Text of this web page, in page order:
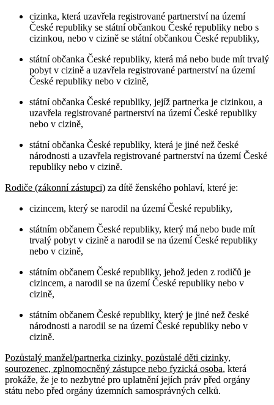
cizinka, která uzavřela registrované partnerství na území
České republiky se státní občankou České republiky nebo s
cizinkou, nebo v cizině se státní občankou České republiky,
státní občanka České republiky, která má nebo bude mít trvalý
pobyt v cizině a uzavřela registrované partnerství na území
České republiky nebo v cizině,
státní občanka České republiky, jejíž partnerka je cizinkou, a
uzavřela registrované partnerství na území České republiky
nebo v cizině,
státní občanka České republiky, která je jiné než české
národnosti a uzavřela registrované partnerství na území České
republiky nebo v cizině.
Rodiče (zákonní zástupci) za dítě ženského pohlaví, které je:
cizincem, který se narodil na území České republiky,
státním občanem České republiky, který má nebo bude mít
trvalý pobyt v cizině a narodil se na území České republiky
nebo v cizině,
státním občanem České republiky, jehož jeden z rodičů je
cizincem, a narodil se na území České republiky nebo v
cizině,
státním občanem České republiky, který je jiné než české
národnosti a narodil se na území České republiky nebo v
cizině.
Pozůstalý manžel/partnerka cizinky, pozůstalé děti cizinky,
sourozenec, zplnomocněný zástupce nebo fyzická osoba, která
prokáže, že je to nezbytné pro uplatnění jejích práv před orgány
státu nebo před orgány územních samosprávných celků.